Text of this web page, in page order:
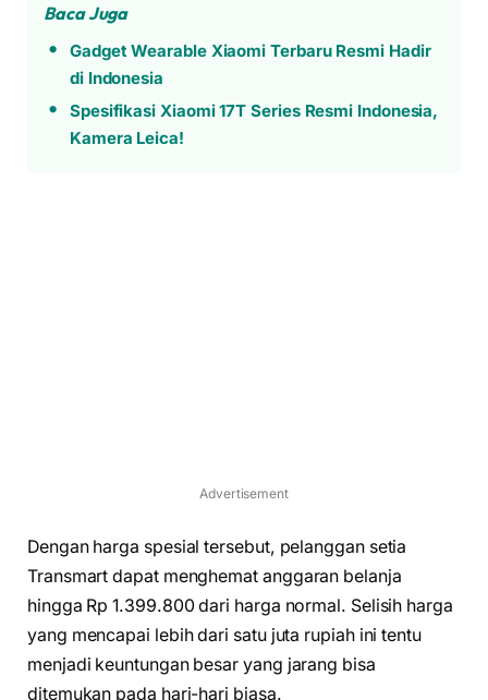
Baca Juga
Gadget Wearable Xiaomi Terbaru Resmi Hadir
di Indonesia
Spesifikasi Xiaomi 17T Series Resmi Indonesia,
Kamera Leica!
Advertisement
Dengan harga spesial tersebut, pelanggan setia
Transmart dapat menghemat anggaran belanja
hingga Rp 1.399.800 dari harga normal. Selisih harga
yang mencapai lebih dari satu juta rupiah ini tentu
menjadi keuntungan besar yang jarang bisa
ditemukan pada hari-hari biasa.